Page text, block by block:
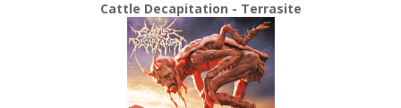
Cattle Decapitation - Terrasite